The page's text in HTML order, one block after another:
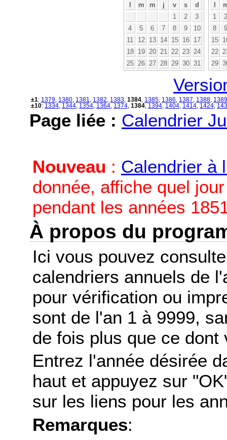
l
m m j v s
d
1
2
3
4
5 6 7 8 9
10
11
12 13 14 15 16
17
18
19 20 21 22 23
24
25
26 27 28 29 30 31
l
1
2
8
9
15
22
29
±1: 1379 1380 1381 1382 1383 1384 1385 1386 1387 1388 1389
±10: 1334 1344 1354 1364 1374 1384 1394 1404 1414 1424
Page liée : Calendrier
Nouveau : Calendrier à
donnée, affiche quel
pendant les années
À propos du
Ici vous pouvez
calendriers annuels de
pour vérification ou
sont de l'an 1 à 9999,
de fois plus que ce dont
Entrez l'année désirée
haut et appuyez sur
sur les liens pour les
Remarques: